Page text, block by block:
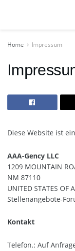
Home Impressum
Diese Website ist
AAA-Gency LLC
1209 MOUNTAIN
NM 87110
UNITED STATES OF
Stellenangebote-
Kontakt
Telefon.: Auf